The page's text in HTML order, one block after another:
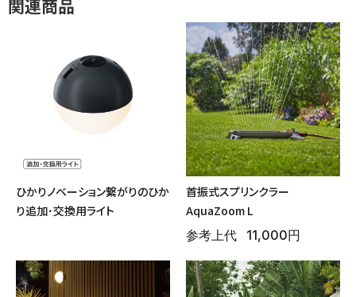
関連商品
ひかりノベーション繋がりのひか
り追加･交換用ライト
首振式スプリンクラー
AquaZoom L
参考上代
11,000円